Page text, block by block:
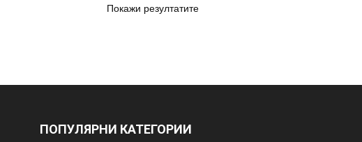
Покажи резултатите
ПОПУЛЯРНИ КАТЕГОРИИ